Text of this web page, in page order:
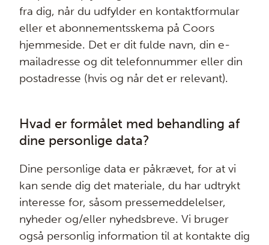
fra dig, når du udfylder en kontaktformular
eller et abonnementsskema på Coors
hjemmeside. Det er dit fulde navn, din e-
mailadresse og dit telefonnummer eller din
postadresse (hvis og når det er relevant).
Hvad er formålet med behandling af
dine personlige data?
Dine personlige data er påkrævet, for at vi
kan sende dig det materiale, du har udtrykt
interesse for, såsom pressemeddelelser,
nyheder og/eller nyhedsbreve. Vi bruger
også personlig information til at kontakte dig